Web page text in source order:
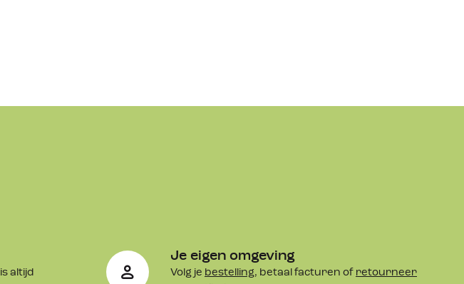
is altijd
Je eigen omgeving
Volg je bestelling, betaal facturen of retourneer